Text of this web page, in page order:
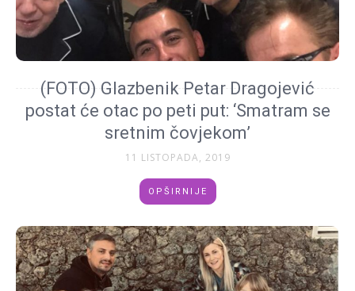
(FOTO) Glazbenik Petar Dragojević
postat će otac po peti put: ‘Smatram se
sretnim čovjekom’
11 LISTOPADA, 2019
OPŠIRNIJE